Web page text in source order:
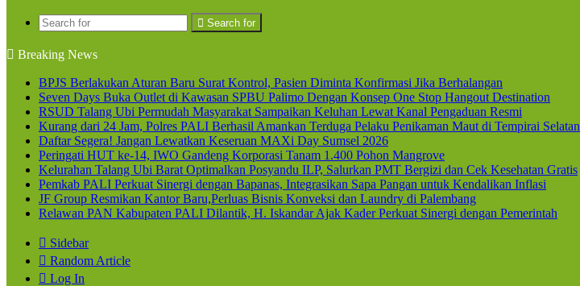
Search for
Breaking News
BPJS Berlakukan Aturan Baru Surat Kontrol, Pasien Diminta Konfirmasi Jika Berhalangan
Seven Days Buka Outlet di Kawasan SPBU Palimo Dengan Konsep One Stop Hangout Destination
RSUD Talang Ubi Permudah Masyarakat Sampaikan Keluhan Lewat Kanal Pengaduan Resmi
Kurang dari 24 Jam, Polres PALI Berhasil Amankan Terduga Pelaku Penikaman Maut di Tempirai Selatan
Daftar Segera! Jangan Lewatkan Keseruan MAXi Day Sumsel 2026
Peringati HUT ke-14, IWO Gandeng Korporasi Tanam 1.400 Pohon Mangrove
Kelurahan Talang Ubi Barat Optimalkan Posyandu ILP, Salurkan PMT Bergizi dan Cek Kesehatan Gratis
Pemkab PALI Perkuat Sinergi dengan Bapanas, Integrasikan Sapa Pangan untuk Kendalikan Inflasi
JF Group Resmikan Kantor Baru,Perluas Bisnis Konveksi dan Laundry di Palembang
Relawan PAN Kabupaten PALI Dilantik, H. Iskandar Ajak Kader Perkuat Sinergi dengan Pemerintah
Sidebar
Random Article
Log In